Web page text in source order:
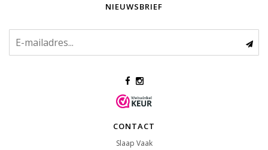
NIEUWSBRIEF
CONTACT
Slaap Vaak